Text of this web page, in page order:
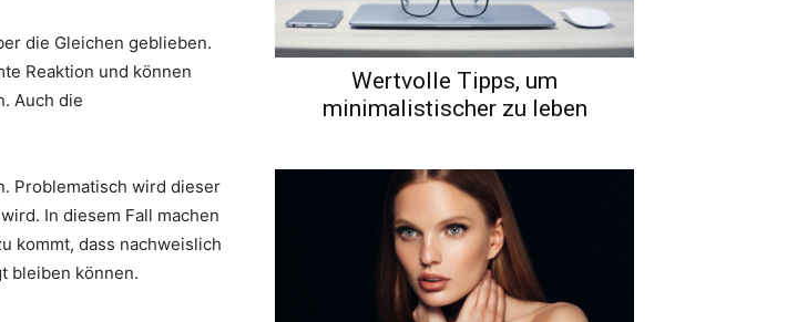
die Gleichen geblieben.
Reaktion und können
Auch die
Problematisch wird dieser
In diesem Fall machen
kommt, dass nachweislich
bleiben können.
Wertvolle Tipps, um
minimalistischer zu leben